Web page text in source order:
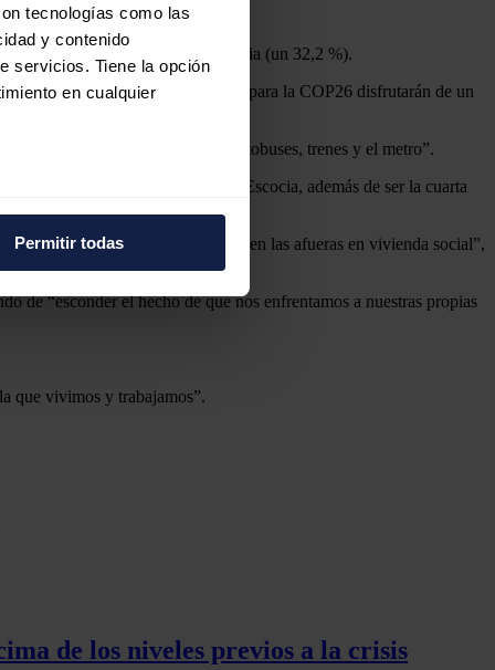
tecnologías como las
y contenido
servicios. Tiene la opción
en cualquier
nuestros partners de
les haya proporcionado o
Permitir todas
tasas de pobreza infantil de Escocia (un 32,2 %).
20.000 delegados acreditados para la COP26 disfrutarán de un
tarjeta única para “utilizar en autobuses, trenes y el metro”.
% al Producto Interior Bruto de Escocia, además de ser la cuarta
mientras que mucha gente vive en las afueras en vivienda social”,
de “esconder el hecho de que nos enfrentamos a nuestras propias
que vivimos y trabajamos”.
de los niveles previos a la crisis